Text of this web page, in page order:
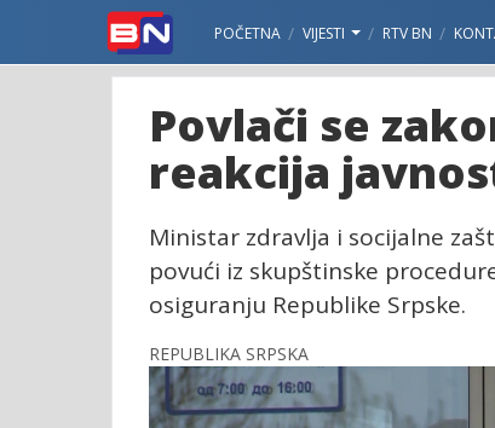
POČETNA VIJESTI RTV BN
Povlači se
reakcija
Ministar zdravlja i socijalne
povući iz skupštinske
osiguranju Republike Srpske.
REPUBLIKA SRPSKA